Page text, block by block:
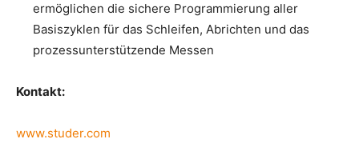
ermöglichen die sichere Programmierung aller
Basiszyklen für das Schleifen, Abrichten und das
prozessunterstützende Messen
Kontakt:
www.studer.com